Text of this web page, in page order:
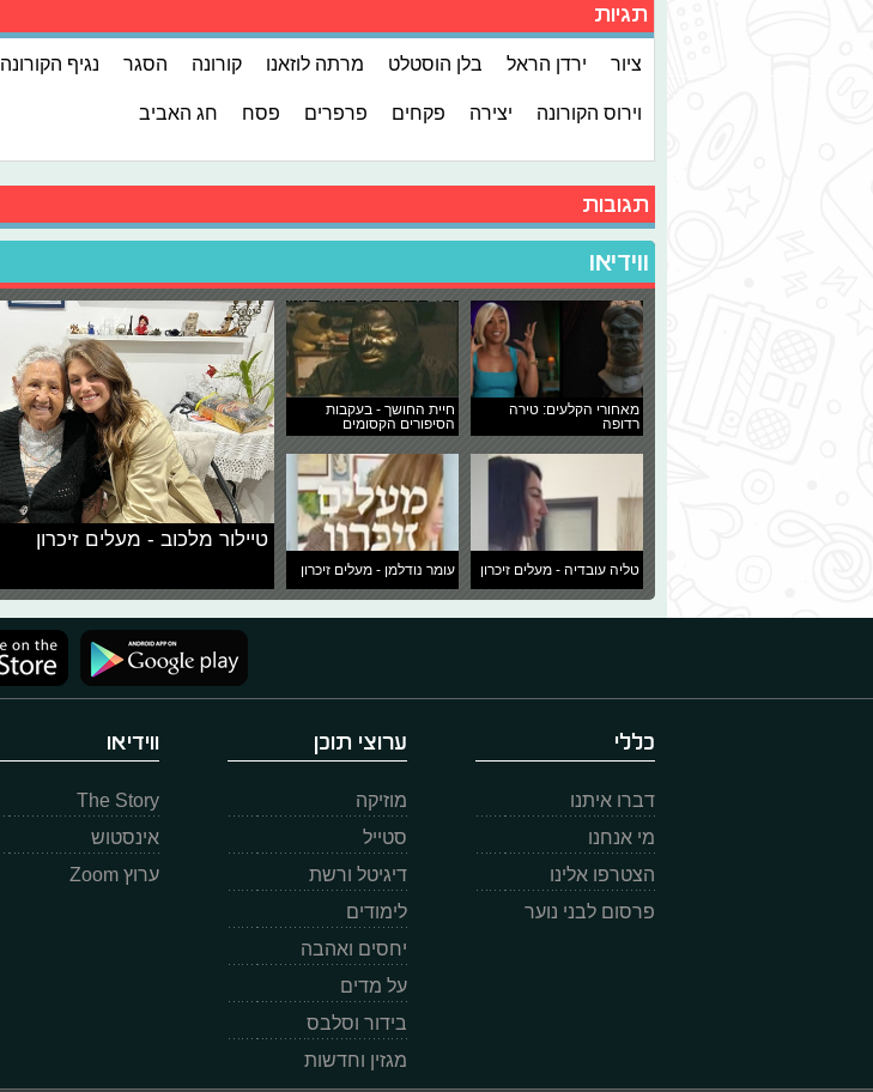
תגיות
ציור ירדן הראל בלן הוסטלט מרתה לוזאנו קורונה הסגר נגיף הקורונה
וירוס הקורונה יצירה פקחים פרפרים פסח חג האביב
תגובות
ווידיאו
מאחורי הקלעים: טירה
רדופה
חיית החושך - בעקבות
הסיפורים הקסומים
טליה עובדיה - מעלים זיכרון עומר נודלמן - מעלים זיכרון
טיילור מלכוב - מעלים זיכרון
כללי
דברו איתנו
מי אנחנו
הצטרפו אלינו
פרסום לבני נוער
ערוצי תוכן
מוזיקה
סטייל
דיגיטל ורשת
לימודים
יחסים ואהבה
על מדים
בידור וסלבס
מגזין וחדשות
ווידיאו
The Story
אינסטוש
ערוץ Zoom